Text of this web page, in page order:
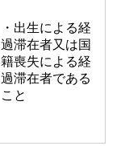
・出生による経
過滞在者又は国
籍喪失による経
過滞在者である
こと